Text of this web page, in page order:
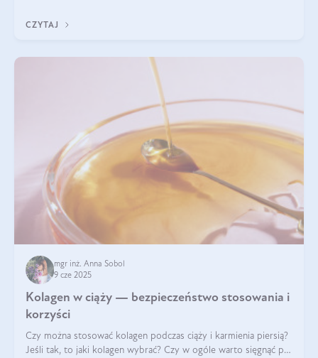
CZYTAJ
mgr inż. Anna Sobol
9 cze 2025
Kolagen w ciąży — bezpieczeństwo stosowania i
korzyści
Czy można stosować kolagen podczas ciąży i karmienia piersią?
Jeśli tak, to jaki kolagen wybrać? Czy w ogóle warto sięgnąć po